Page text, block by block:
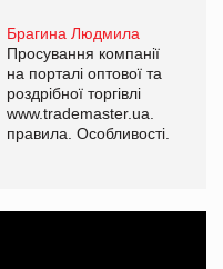
Брагина Людмила
Просування компанії
на порталі оптової та
роздрібної торгівлі
www.trademaster.ua.
правила. Особливості.